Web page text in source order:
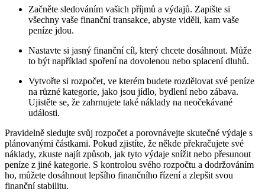
Začněte sledováním vašich příjmů a výdajů. Zapište si
všechny vaše finanční transakce, abyste viděli, kam vaše
peníze jdou.
Nastavte si jasný finanční cíl, který chcete dosáhnout. Může
to být například spoření na dovolenou nebo splacení dluhů.
Vytvořte si rozpočet, ve kterém budete rozdělovat své peníze
na různé kategorie, jako jsou jídlo, bydlení nebo zábava.
Ujistěte se, že zahrnujete také náklady na neočekávané
události.
Pravidelně sledujte svůj rozpočet a porovnávejte skutečné výdaje s
plánovanými částkami. Pokud zjistíte, že někde překračujete své
náklady, zkuste najít způsob, jak tyto výdaje snížit nebo přesunout
peníze z jiné kategorie. S kontrolou svého rozpočtu a dodržováním
ho, můžete dosáhnout lepšího finančního řízení a zlepšit svou
finanční stabilitu.